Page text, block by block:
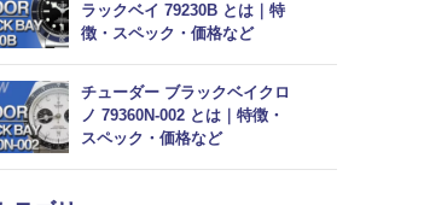
ラックベイ 79230B とは｜特
徴・スペック・価格など
チューダー ブラックベイクロ
ノ 79360N-002 とは｜特徴・
スペック・価格など